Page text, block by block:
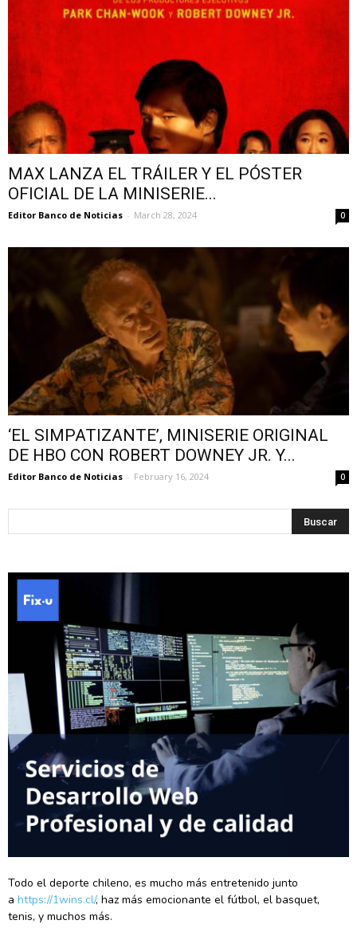
MAX LANZA EL TRÁILER Y EL PÓSTER
OFICIAL DE LA MINISERIE...
Editor Banco de Noticias - March 28, 2024 0
‘EL SIMPATIZANTE’, MINISERIE ORIGINAL
DE HBO CON ROBERT DOWNEY JR. Y...
Editor Banco de Noticias - February 16, 2024 0
Todo el deporte chileno, es mucho más entretenido junto
a https://1wins.cl/, haz más emocionante el fútbol, el basquet,
tenis, y muchos más.